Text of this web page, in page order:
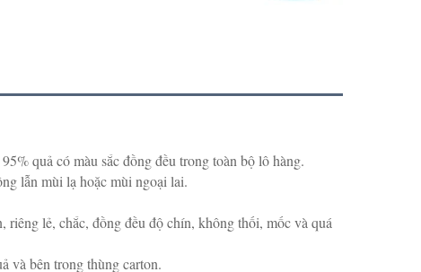
quả có màu sắc đồng đều trong toàn bộ lô hàng.
lẫn mùi lạ hoặc mùi ngoại lai.
riêng lẻ, chắc, đồng đều độ chín, không thối, mốc và quá
và bên trong thùng carton.